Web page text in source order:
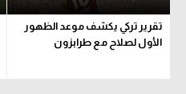
تقرير تركي يكشف موعد الظهور
الأول لصلاح مع طرابزون